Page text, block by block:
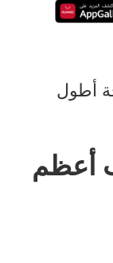
بنسخة أطول
أعظم